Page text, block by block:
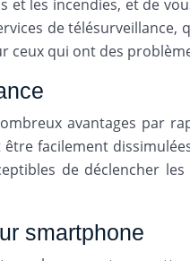
les incendies, et de
de
qui ont des
avantages par
facilement
de déclencher
smartphone